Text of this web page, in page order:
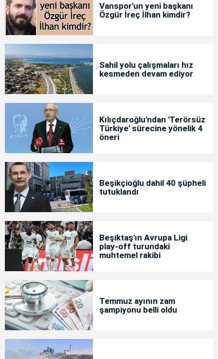
Vanspor'un yeni başkanı
Özgür İreç İlhan kimdir?
Sahil yolu çalışmaları hız
kesmeden devam ediyor
Kılıçdaroğlu'ndan 'Terörsüz
Türkiye' sürecine yönelik 4
öneri
Beşikçioğlu dahil 40 şüpheli
tutuklandı
Beşiktaş'ın Avrupa Ligi
play-off turundaki
muhtemel rakibi
Temmuz ayının zam
şampiyonu belli oldu